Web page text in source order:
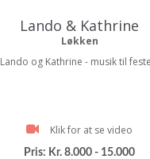
Lando & Kathrine
Løkken
Lando og Kathrine - musik til
Klik for at se video
Pris: Kr. 8.000 - 15.000